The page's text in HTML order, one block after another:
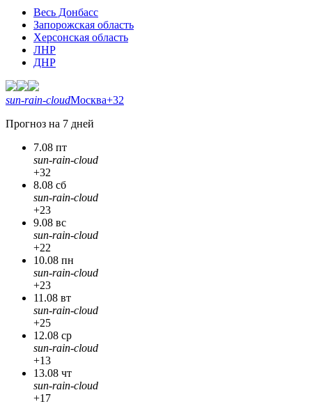
Весь Донбасс
Запорожская область
Херсонская область
ЛНР
ДНР
sun-rain-cloudМосква+32
Прогноз на 7 дней
7.08 пт
sun-rain-cloud
+32
8.08 сб
sun-rain-cloud
+23
9.08 вс
sun-rain-cloud
+22
10.08 пн
sun-rain-cloud
+23
11.08 вт
sun-rain-cloud
+25
12.08 ср
sun-rain-cloud
+13
13.08 чт
sun-rain-cloud
+17